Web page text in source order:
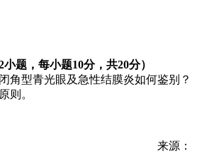
题，每小题10分，共20分）
角型青光眼及急性结膜炎如何鉴别？
则。
来源：